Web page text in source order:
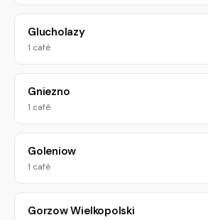
Glucholazy
1 café
Gniezno
1 café
Goleniow
1 café
Gorzow Wielkopolski